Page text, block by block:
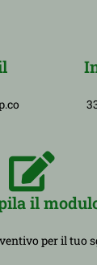
il
per il tuo